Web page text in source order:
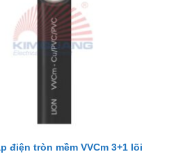
điện tròn mềm VVCm 3+1 lõi